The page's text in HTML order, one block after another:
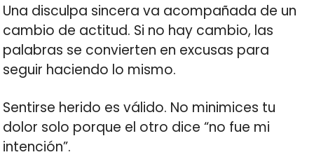
Una disculpa sincera va acompañada de un
cambio de actitud. Si no hay cambio, las
palabras se convierten en excusas para
seguir haciendo lo mismo.
Sentirse herido es válido. No minimices tu
dolor solo porque el otro dice “no fue mi
intención”.